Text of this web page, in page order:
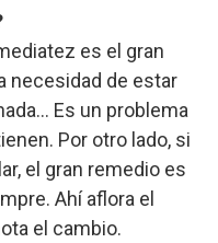
es el gran
necesidad de estar
Es un problema
Por otro lado, si
el gran remedio es
Ahí aflora el
el cambio.